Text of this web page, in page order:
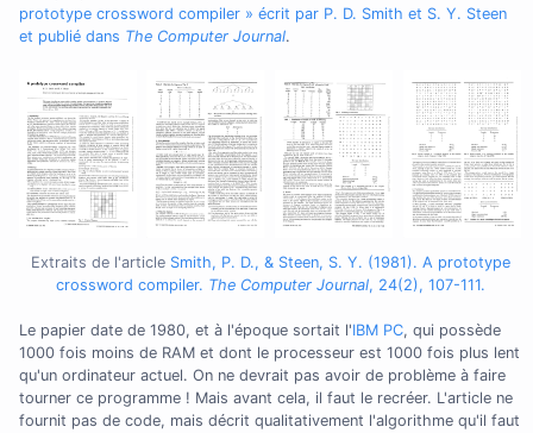
prototype crossword compiler » écrit par P. D. Smith et S. Y. Steen
et publié dans The Computer Journal.
Extraits de l'article Smith, P. D., & Steen, S. Y. (1981). A prototype
crossword compiler. The Computer Journal, 24(2), 107-111.
Le papier date de 1980, et à l'époque sortait l'IBM PC, qui possède
1000 fois moins de RAM et dont le processeur est 1000 fois plus lent
qu'un ordinateur actuel. On ne devrait pas avoir de problème à faire
tourner ce programme ! Mais avant cela, il faut le recréer. L'article ne
fournit pas de code, mais décrit qualitativement l'algorithme qu'il faut